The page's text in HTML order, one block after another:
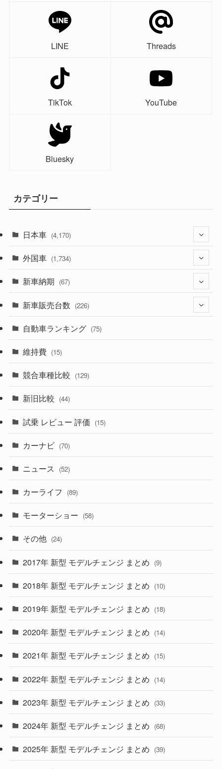
LINE Threads
TikTok YouTube
Bluesky
カテゴリー
日本車 (4,170)
(1,320)
(329)
(356)
(328)
(194)
(230)
(253)
外国車 (1,734)
(242)
(85)
(84)
(14)
(222)
(50)
(43)
(6)
(9)
(4)
(30)
(27)
(58)
(28)
(27)
(26)
(33)
(10)
(35)
(10)
(9)
(22)
(4)
(9)
新車納期 (67)
(28)
(8)
(3)
(3)
(5)
(1)
新車販売台数 (226)
(21)
(5)
(7)
(5)
自動車ランキング (75)
維持費 (15)
競合車種比較 (129)
新旧比較 (44)
試乗 レビュー 評価 (15)
カーナビ (70)
ニュース (52)
カーライフ (89)
モーターショー (58)
その他 (24)
2017年 新型 モデルチェンジ まとめ (9)
2018年 新型 モデルチェンジ まとめ (10)
2019年 新型 モデルチェンジ まとめ (18)
2020年 新型 モデルチェンジ まとめ (14)
2021年 新型 モデルチェンジ まとめ (15)
2022年 新型 モデルチェンジ まとめ (14)
2023年 新型 モデルチェンジ まとめ (33)
2024年 新型 モデルチェンジ まとめ (68)
2025年 新型 モデルチェンジ まとめ (39)